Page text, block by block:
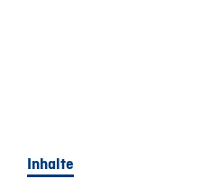
Inhalte